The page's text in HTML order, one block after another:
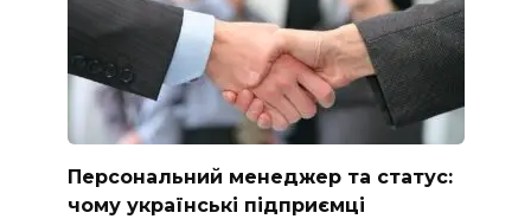
Персональний менеджер та статус:
чому українські підприємці